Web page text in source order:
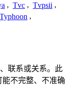
, Tvc , Tvpsii ,
Typhoon ,
联系或关系。此
不完整、不准确